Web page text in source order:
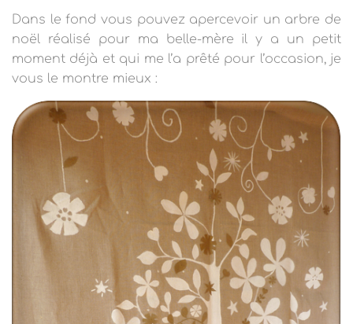
Dans le fond vous pouvez apercevoir un arbre de
noël réalisé pour ma belle-mère il y a un petit
moment déjà et qui me l’a prêté pour l’occasion, je
vous le montre mieux :